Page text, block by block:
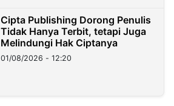
Cipta Publishing Dorong Penulis
Tidak Hanya Terbit, tetapi Juga
Melindungi Hak Ciptanya
01/08/2026 - 12:20